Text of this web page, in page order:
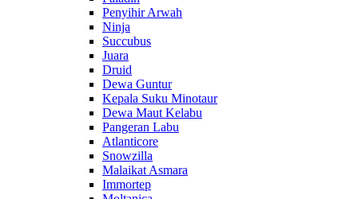
Penyihir Arwah
Ninja
Succubus
Juara
Druid
Dewa Guntur
Kepala Suku Minotaur
Dewa Maut Kelabu
Pangeran Labu
Atlanticore
Snowzilla
Malaikat Asmara
Immortep